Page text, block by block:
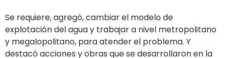
Se requiere, agregó, cambiar el modelo de
explotación del agua y trabajar a nivel metropolitano
y megalopolitano, para atender el problema. Y
destacó acciones y obras que se desarrollaron en la